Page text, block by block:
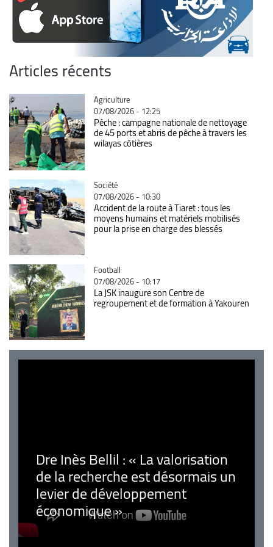
Articles récents
Catégorie
Agriculture
07/08/2026 - 12:25
Pêche : campagne nationale de nettoyage
de 45 ports et abris de pêche à travers les
wilayas côtières
Catégorie
Société
07/08/2026 - 10:30
Accident de la route à Tiaret : tous les
moyens humains et matériels mobilisés
pour la prise en charge des blessés
Catégorie
Football
07/08/2026 - 10:17
La JSK inaugure son Centre de
regroupement et de formation à Yakouren
Dre Inès Bellil : « La valorisation
de la recherche est désormais un
levier de développement
économique »